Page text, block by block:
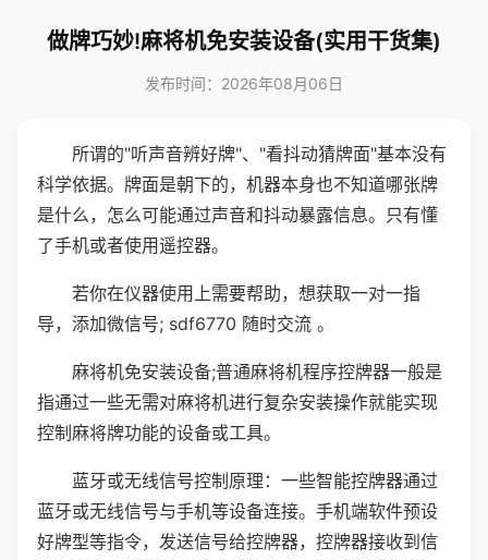
做牌巧妙!麻将机免安装设备(实用干货集)
发布时间：2026年08月06日
所谓的"听声音辨好牌"、"看抖动猜牌面"基本没有
科学依据。牌面是朝下的，机器本身也不知道哪张牌
是什么，怎么可能通过声音和抖动暴露信息。只有懂
了手机或者使用遥控器。
若你在仪器使用上需要帮助，想获取一对一指
导，添加微信号; sdf6770 随时交流 。
麻将机免安装设备;普通麻将机程序控牌器一般是
指通过一些无需对麻将机进行复杂安装操作就能实现
控制麻将牌功能的设备或工具。
蓝牙或无线信号控制原理：一些智能控牌器通过
蓝牙或无线信号与手机等设备连接。手机端软件预设
好牌型等指令，发送信号给控牌器，控牌器接收到信